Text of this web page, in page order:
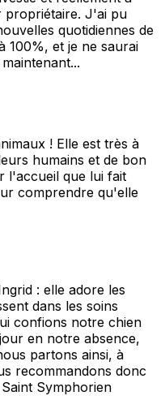
propriétaire. J'ai pu
quotidiennes de
100%, et je ne saurai
! Elle est très à
humains et de bon
l'accueil que lui fait
comprendre qu'elle
: elle adore les
dans les soins
confions notre chien
en notre absence,
partons ainsi, à
recommandons donc
Symphorien